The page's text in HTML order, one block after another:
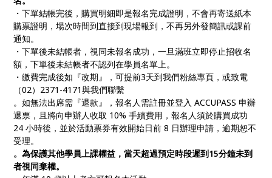
・下單結帳完後，購買明細即是報名完成證明，不會再寄送紙本
購票證明，場次時間到直接到現場報到，不再另外發簡訊或課前
通知。
・下單後未結帳者，視同未報名成功，一旦滿班立即停止招收名
額，下單後未結帳者不認列在學員名單上。
・繳費完成後如『改期』，可提前3天到我們粉絲專頁，或致電
（02）2371-4171與我們聯繫
。如無法出席需『退款』，報名人需註冊並登入 ACCUPASS 申辦
退票，且將向申辦人收取 10% 手續費用，報名人須於購買成功
24 小時後，並於活動票券有效開始日前 8 日辦理申請，逾期恕不
受理。
。為保護其他學員上課權益，當天超過預定時段遲到15分鐘未到
者視同棄權。